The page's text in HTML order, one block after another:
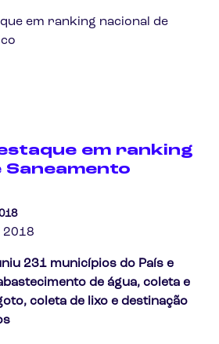
em ranking nacional de
em ranking
Saneamento
2018
231 municípios do País e
de água, coleta e
coleta de lixo e destinação